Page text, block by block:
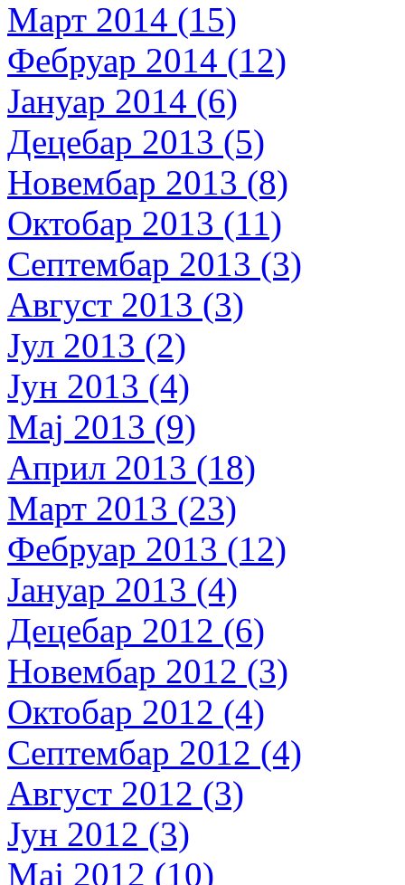
Март 2014 (15)
Фебруар 2014 (12)
Јануар 2014 (6)
Децебар 2013 (5)
Новембар 2013 (8)
Октобар 2013 (11)
Септембар 2013 (3)
Август 2013 (3)
Јул 2013 (2)
Јун 2013 (4)
Мај 2013 (9)
Април 2013 (18)
Март 2013 (23)
Фебруар 2013 (12)
Јануар 2013 (4)
Децебар 2012 (6)
Новембар 2012 (3)
Октобар 2012 (4)
Септембар 2012 (4)
Август 2012 (3)
Јун 2012 (3)
Мај 2012 (10)